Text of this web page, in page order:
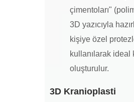
çimentoları"
3D yazıcıyla
kişiye özel
kullanılarak ideal
oluşturulur.
3D Kranioplasti